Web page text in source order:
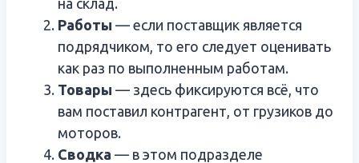
Работы — если поставщик является
подрядчиком, то его следует оценивать
как раз по выполненным работам.
Товары — здесь фиксируются всё, что
вам поставил контрагент, от грузиков до
моторов.
Сводка — в этом подразделе